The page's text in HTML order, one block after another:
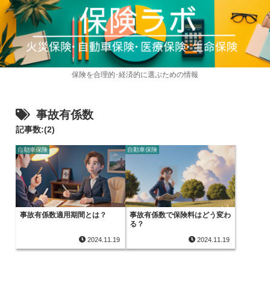
保険を合理的･経済的に選ぶための情報
事故有係数
記事数:(2)
自動車保険
事故有係数適用期間とは？
2024.11.19
自動車保険
事故有係数で保険料はどう変わ
る？
2024.11.19